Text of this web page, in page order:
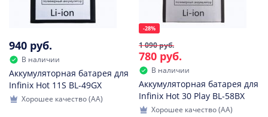
940 руб.
В наличии
Аккумуляторная батарея для
Infinix Hot 11S BL-49GX
Хорошее качество (AA)
-28%
1 090 руб.
780 руб.
В наличии
Аккумуляторная батарея для
Infinix Hot 30 Play BL-58BX
Хорошее качество (AA)